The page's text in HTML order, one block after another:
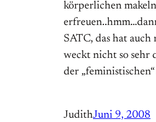
körperlichen
SATC, das hat
weckt nicht so sehr
der
JudithJuni 9, 2008